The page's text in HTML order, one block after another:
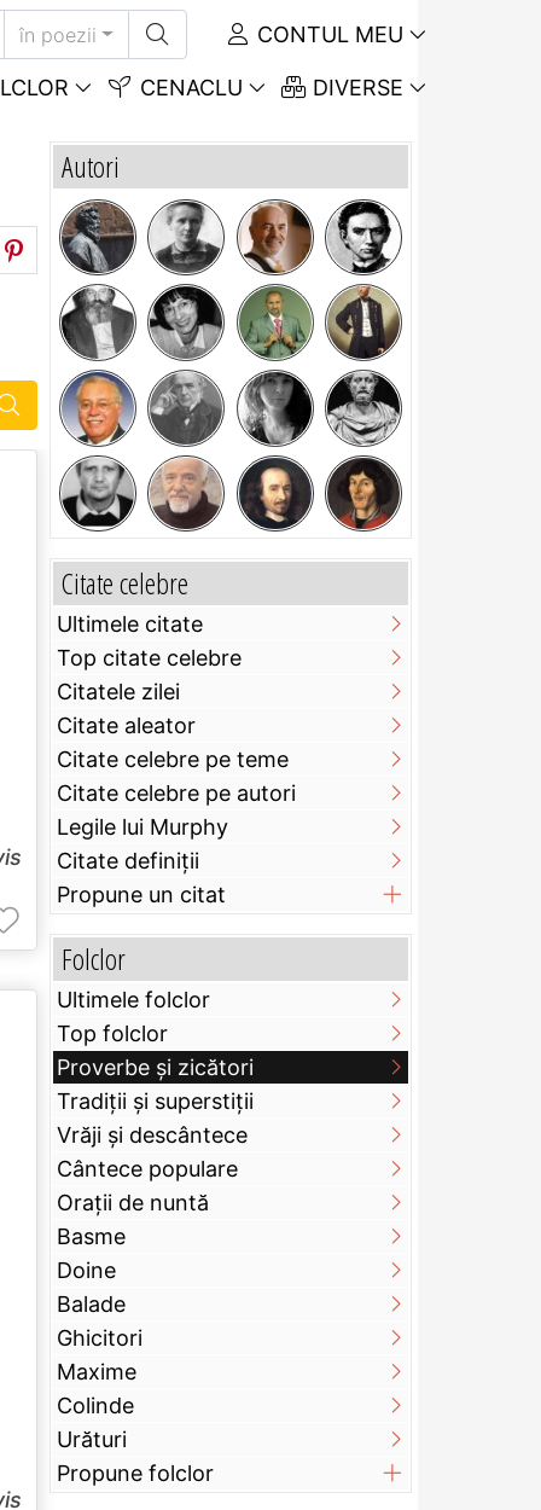
în poezii CONTUL MEU
CENACLU DIVERSE
Autori
Citate celebre
Ultimele citate
Top citate celebre
Citatele zilei
Citate aleator
Citate celebre pe teme
Citate celebre pe autori
Legile lui Murphy
Citate definiţii
Propune un citat
Folclor
Ultimele folclor
Top folclor
Proverbe și zicători
Tradiții și superstiții
Vrăji și descântece
Cântece populare
Orații de nuntă
Basme
Doine
Balade
Ghicitori
Maxime
Colinde
Urături
Propune folclor